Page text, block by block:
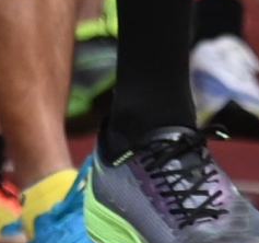
会